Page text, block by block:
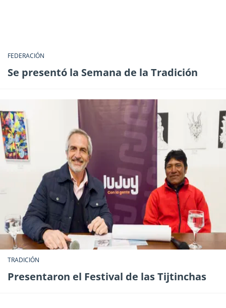
FEDERACIÓN
Se presentó la Semana de la Tradición
TRADICIÓN
Presentaron el Festival de las Tijtinchas